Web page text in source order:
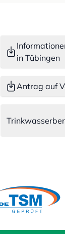
in Tübingen
Antrag auf